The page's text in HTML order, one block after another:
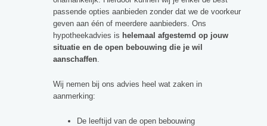
passende opties aanbieden zonder dat we de voorkeur
geven aan één of meerdere aanbieders. Ons
hypotheekadvies is helemaal afgestemd op jouw
situatie en de open bebouwing die je wil
aanschaffen.
Wij nemen bij ons advies heel wat zaken in
aanmerking:
De leeftijd van de open bebouwing